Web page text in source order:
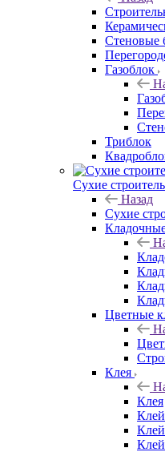
Стеновые
Газоблок
Триблок
Сухие
Назад
Сухие
Цветные
Клея
Клея
Клей